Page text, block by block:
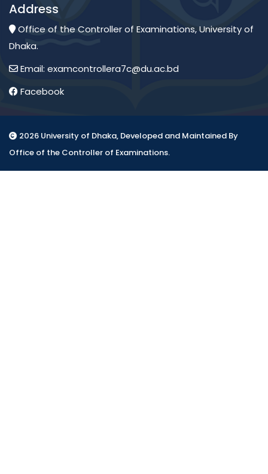
Address
Office of the Controller of Examinations, University of
Dhaka.
Email: examcontrollera7c@du.ac.bd
Facebook
2026 University of Dhaka, Developed and Maintained By
Office of the Controller of Examinations.